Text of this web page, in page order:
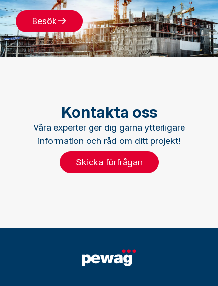
Besök
Kontakta oss
Våra experter ger dig gärna ytterligare
information och råd om ditt projekt!
Skicka förfrågan